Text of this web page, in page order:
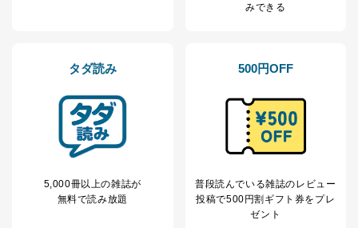
みできる
タダ読み
5,000冊以上の雑誌が
無料で読み放題
500円OFF
普段読んでいる雑誌のレビュー
投稿で500円割ギフト券をプレ
ゼント